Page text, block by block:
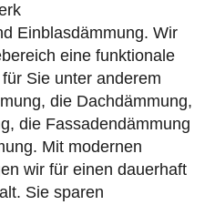
Einblasdämmung. Wir
eine funktionale
Sie unter anderem
die Dachdämmung,
die Fassadendämmung
Mit modernen
wir für einen dauerhaft
Sie sparen